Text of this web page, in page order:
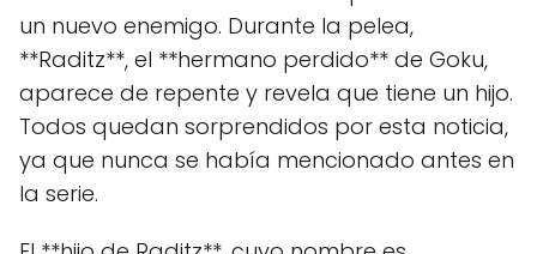
un nuevo enemigo. Durante la pelea,
**Raditz**, el **hermano perdido** de Goku,
aparece de repente y revela que tiene un hijo.
Todos quedan sorprendidos por esta noticia,
ya que nunca se había mencionado antes en
la serie.